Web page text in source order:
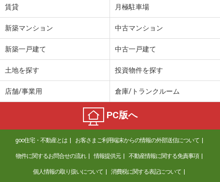
賃貸 月極駐車場
新築マンション 中古マンション
新築一戸建て 中古一戸建て
土地を探す 投資物件を探す
店舗/事業用 倉庫/トランクルーム
PC版へ
goo住宅・不動産とは お客さまご利用端末からの情報の外部送信について
物件に関するお問合せの流れ 情報提供元 不動産情報に関する免責事項
個人情報の取り扱いについて 消費税に関する表記について